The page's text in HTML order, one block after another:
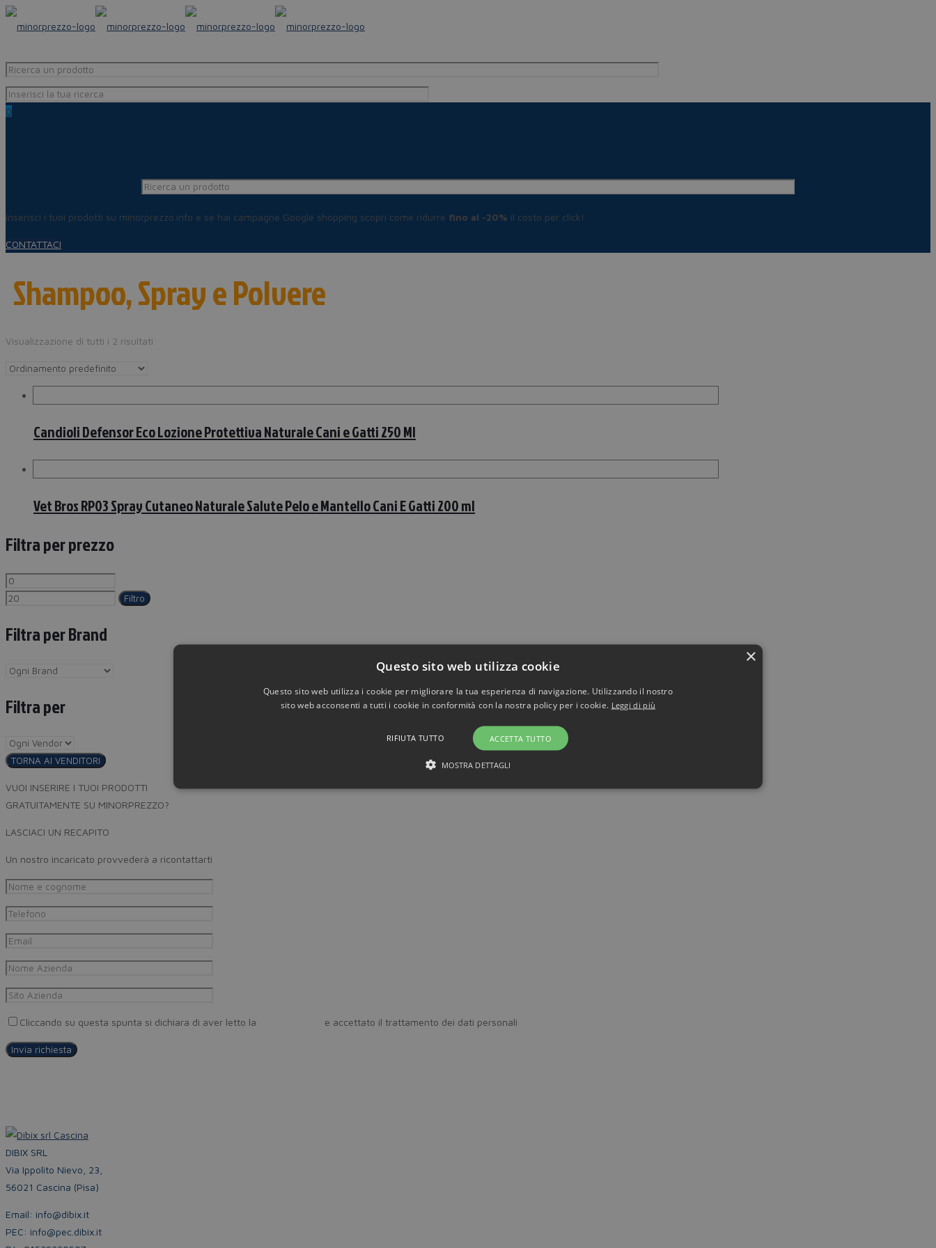
0
Inserisci i tuoi prodotti su minorprezzo.info e se hai campagne Google shopping scopri come ridurre fino al -20% il costo per click!
CONTATTACI
Shampoo, Spray e Polvere
Visualizzazione di tutti i 2 risultati
Candioli Defensor Eco Lozione Protettiva Naturale Cani e Gatti 250 Ml
Vet Bros RP03 Spray Cutaneo Naturale Salute Pelo e Mantello Cani E Gatti 200 ml
Filtra per prezzo
Filtro
Filtra per Brand
Filtra per
TORNA AI VENDITORI
VUOI INSERIRE I TUOI PRODOTTI
GRATUITAMENTE SU MINORPREZZO?
LASCIACI UN RECAPITO
Un nostro incaricato provvederà a ricontattarti
Cliccando su questa spunta si dichiara di aver letto la e accettato il trattamento dei dati personali
DIBIX SRL
Via Ippolito Nievo, 23,
56021 Cascina (Pisa)
Email: info@dibix.it
PEC: info@pec.dibix.it
×
Questo sito web utilizza cookie
Questo sito web utilizza i cookie per migliorare la tua esperienza di navigazione. Utilizzando il nostro
sito web acconsenti a tutti i cookie in conformità con la nostra policy per i cookie. Leggi di più
ACCETTA TUTTO
RIFIUTA TUTTO
MOSTRA DETTAGLI